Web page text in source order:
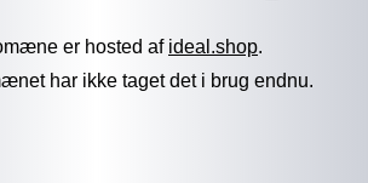
er hosted af ideal.shop.
har ikke taget det i brug endnu.